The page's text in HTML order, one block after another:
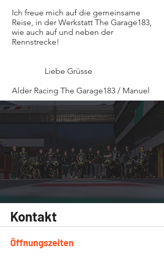
Ich freue mich auf die gemeinsame
Reise, in der Werkstatt The Garage183,
wie auch auf und neben der
Rennstrecke!
Liebe Grüsse
Alder Racing The Garage183 / Manuel
Kontakt
Öffnungszeiten